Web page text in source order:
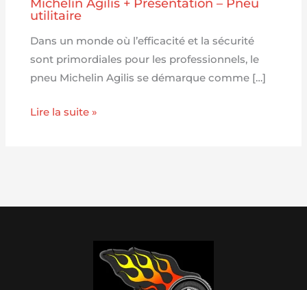
utilitaire
Dans un monde où l’efficacité et la sécurité
sont primordiales pour les professionnels, le
pneu Michelin Agilis se démarque comme […]
Lire la suite »